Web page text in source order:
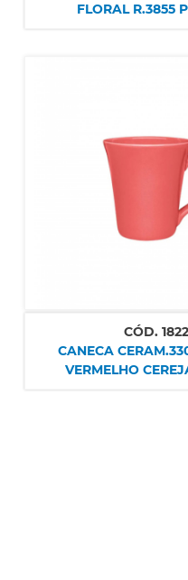
FLORAL R.3855
CÓD.
CANECA
VERMELHO